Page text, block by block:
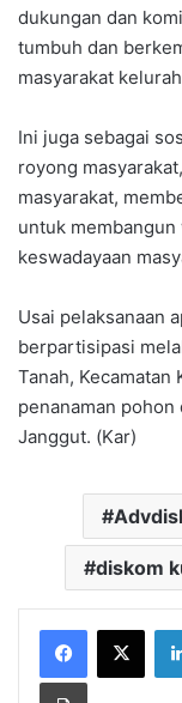
dukungan dan
tumbuh dan
masyarakat
Ini juga sebagai
royong
masyarakat,
untuk
keswadayaan
Usai pelaksanaan
berpartisipasi
Tanah, Kecamatan
penanaman pohon
Janggut. (Kar)
diskom
Print